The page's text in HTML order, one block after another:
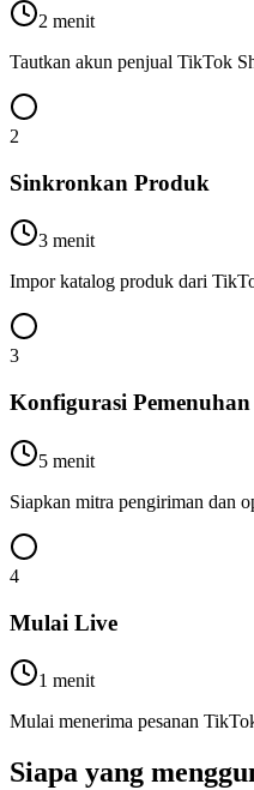
2 menit
Tautkan akun penjual TikTok
2
Sinkronkan Produk
3 menit
Impor katalog produk dari
3
Konfigurasi Pemenuhan
5 menit
Siapkan mitra pengiriman dan
4
Mulai Live
1 menit
Mulai menerima pesanan
Siapa yang